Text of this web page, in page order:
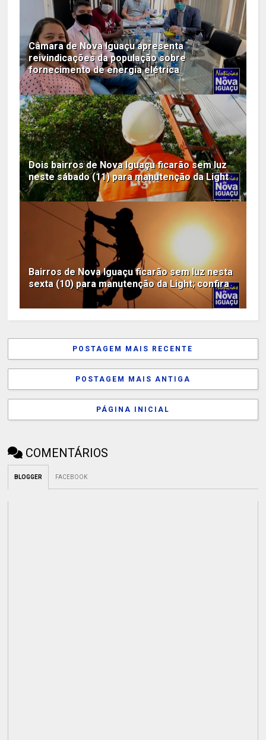
Câmara de Nova Iguaçu apresenta
reivindicações da população sobre
fornecimento de energia elétrica
Dois bairros de Nova Iguaçu ficarão sem luz
neste sábado (11) para manutenção da Light
Bairros de Nova Iguaçu ficarão sem luz nesta
sexta (10) para manutenção da Light; confira
POSTAGEM MAIS RECENTE
POSTAGEM MAIS ANTIGA
PÁGINA INICIAL
COMENTÁRIOS
BLOGGER FACEBOOK